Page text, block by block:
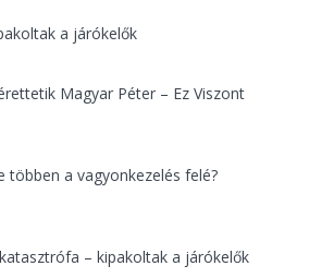
a járókelők
Magyar Péter – Ez Viszont
többen a vagyonkezelés felé?
– kipakoltak a járókelők